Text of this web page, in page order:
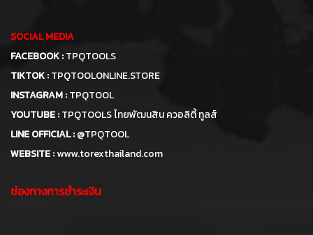
SOCIAL MEDIA
FACEBOOK :TPQTOOLS
TIKTOK :TPQTOOLONLINE.STORE
INSTAGRAM :TPQTOOL
YOUTUBE :TPQTOOLS ไทยพัฒนสิน ควอลิตี้ ทูลส์
LINE OFFICIAL :@TPQTOOL
WEBSITE :www.torexthailand.com
ช่องทางการชำระเงิน